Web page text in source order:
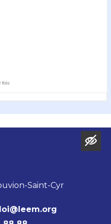
fois
Saint-Cyr